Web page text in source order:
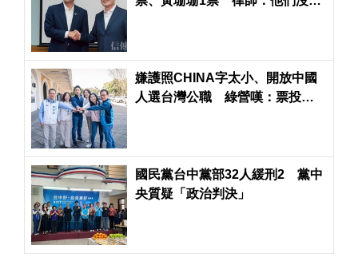
嫌護照CHINA字太小、開放中國
人選台灣公職 綠營嘆：票投蔣
國民黨台中黨部32人緩刑2 黨中
央質疑「政治判決」